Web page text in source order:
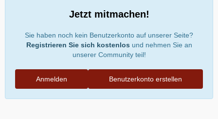
Jetzt mitmachen!
Sie haben noch kein Benutzerkonto auf unserer Seite?
Registrieren Sie sich kostenlos und nehmen Sie an
unserer Community teil!
Benutzerkonto erstellen
Anmelden